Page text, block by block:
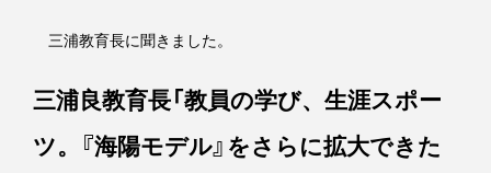
三浦教育長に聞きました。
三浦良教育長「教員の学び、生涯スポー
ツ。『海陽モデル』をさらに拡大できた